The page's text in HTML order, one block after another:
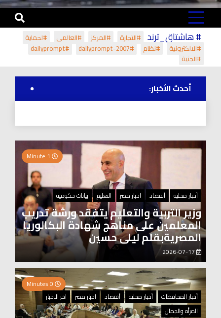
# هاشتاق_ترند #التجارة #المركز #العالمي
#لحماية
#الالكترونية
#نظام #dailyprompt-2007
#dailyprompt
#الجنية
أحدث الأخبار:
أخبار محليه أقتصاد اخبار مصر التعليم بيانات حكومية
وزير التربية والتعليم يتفقد ورشة تدريب
المعلمين على مناهج شهادة البكالوريا
المصريةبقلم ليلى حسين
أخبار المحافظات
أخبار محليه أقتصاد اخبار مصر
اخر الاخبار
المرأه والجمال